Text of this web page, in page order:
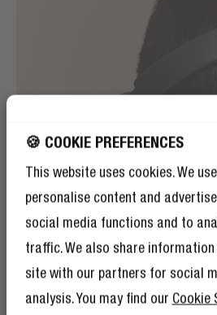
🍪 COOKIE PREFERENCES
This website uses cookies. We
personalise content and
social media functions and to
traffic. We also share
site with our partners for social
analysis. You may find our Cookie